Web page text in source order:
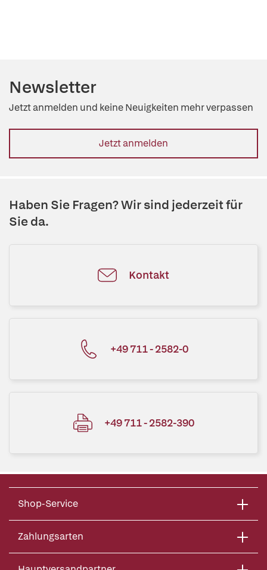
Newsletter
Jetzt anmelden und keine Neuigkeiten mehr verpassen
Jetzt anmelden
Haben Sie Fragen? Wir sind jederzeit für
Sie da.
Kontakt
+49 711 - 2582-0
+49 711 - 2582-390
Shop-Service
Zahlungsarten